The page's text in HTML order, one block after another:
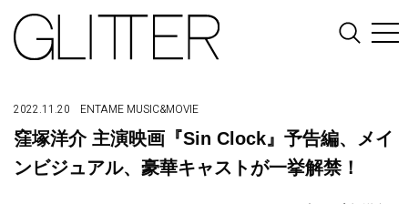
2022.11.20 ENTAME MUSIC&MOVIE
窪塚洋介 主演映画『Sin Clock』予告編、メイ
ンビジュアル、豪華キャストが一挙解禁！